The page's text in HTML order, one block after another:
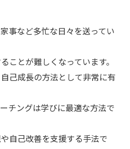
事など多忙な日々を送ってい
ことが難しくなっています。
己成長の方法として非常に有
チングは学びに最適な方法で
自己改善を支援する手法で